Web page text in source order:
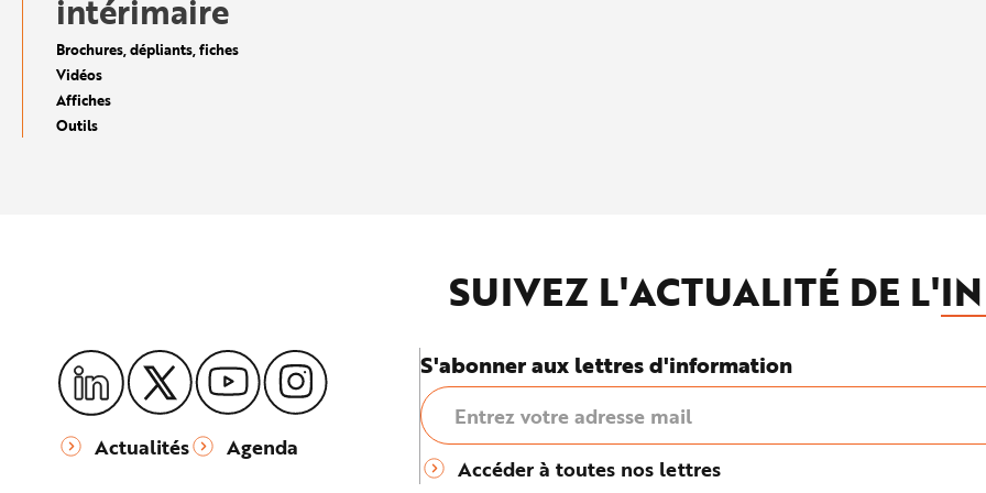
intérimaire
Brochures, dépliants, fiches
Vidéos
Affiches
Outils
SUIVEZ L'ACTUALITÉ DE L'
Actualités Agenda
S'abonner aux lettres d'information
Accéder à toutes nos lettres